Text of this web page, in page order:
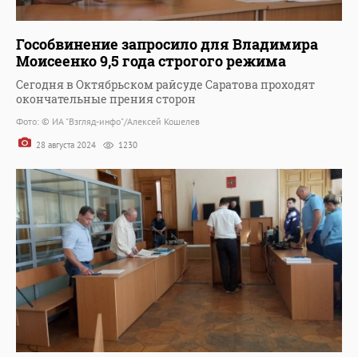
Гособвинение запросило для Владимира
Моисеенко 9,5 года строгого режима
Сегодня в Октябрьском райсуде Саратова проходят
окончательные прения сторон
Фото: © ИА "Взгляд-инфо"/Алексей Кошелев
28 августа 2024 1230